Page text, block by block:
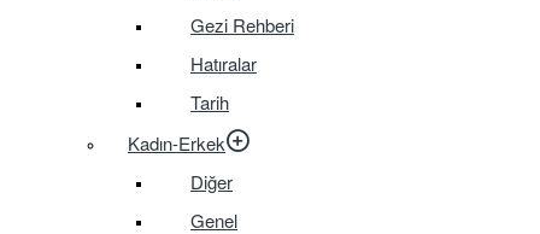
Gezi Rehberi
Hatıralar
Tarih
Kadın-Erkek
Diğer
Genel